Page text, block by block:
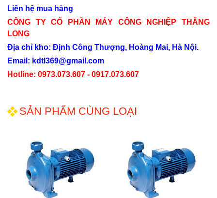
Liên hệ mua hàng
CÔNG TY CỔ PHẦN MÁY CÔNG NGHIỆP THĂNG
LONG
Địa chỉ kho: Định Công Thượng, Hoàng Mai, Hà Nội.
Email: kdtl369@gmail.com
Hotline: 0973.073.607 - 0917.073.607
SẢN PHẨM CÙNG LOẠI